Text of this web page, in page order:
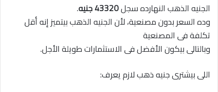
الجنيه الذهب النهارده سجل43320 جنيه
.
وده السعر بدون مصنعية، لأن الجنيه الذهب بيتميز إنه أقل
تكلفة فى المصنعية
وبالتالى بيكون الأفضل فى الاستثمارات طويلة الأجل.
اللى بيشترى جنيه ذهب لازم يعرف: